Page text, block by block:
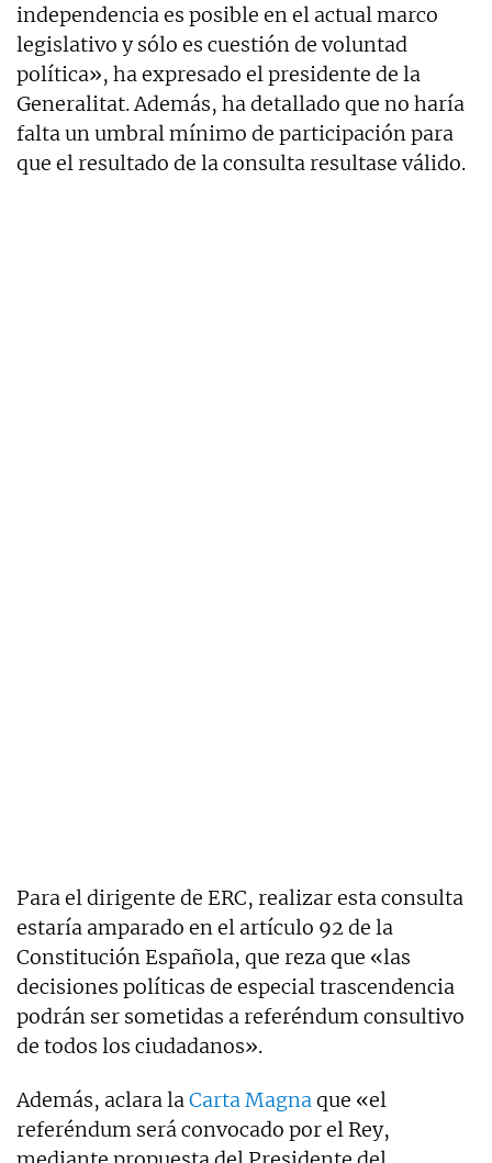
independencia es posible en el actual marco
legislativo y sólo es cuestión de voluntad
política», ha expresado el presidente de la
Generalitat. Además, ha detallado que no haría
falta un umbral mínimo de participación para
que el resultado de la consulta resultase válido.
Para el dirigente de ERC, realizar esta consulta
estaría amparado en el artículo 92 de la
Constitución Española, que reza que «las
decisiones políticas de especial trascendencia
podrán ser sometidas a referéndum consultivo
de todos los ciudadanos».
Además, aclara laCarta Magnaque «el
referéndum será convocado por el Rey,